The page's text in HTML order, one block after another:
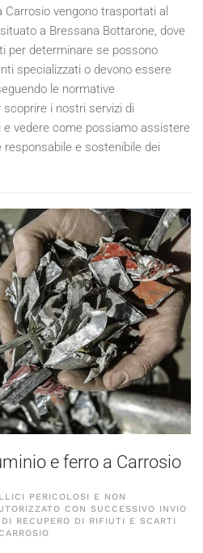
vengono trasportati al
a Bressana Bottarone, dove
per determinare se possono
specializzati o devono essere
le normative
i nostri servizi di
vedere come possiamo assistere
responsabile e sostenibile dei
e ferro a Carrosio
PERICOLOSI E NON
CON SUCCESSIVO INVIO
RECUPERO DI RIFIUTI E SCARTI